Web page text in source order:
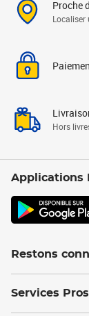
Proche
Localiser
Hors
Applications
Restons
Services Pros